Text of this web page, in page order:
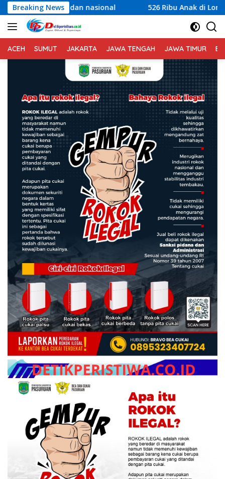
Langsung
ke
konten
Breaking News526 Ribu Anak di Lombok Timur Jadi
ACEH SUMUT JAKARTA JAWA TENGAH JAWA TIMUR